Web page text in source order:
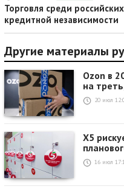
Торговля среди
кредитной независимости
Другие материалы
Ozon в
на
20 июл
X5
16 июл